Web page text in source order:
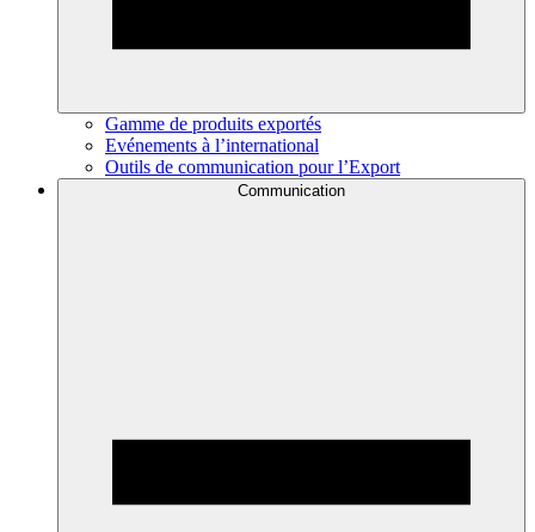
Gamme de produits exportés
Evénements à l’international
Outils de communication pour l’Export
Communication